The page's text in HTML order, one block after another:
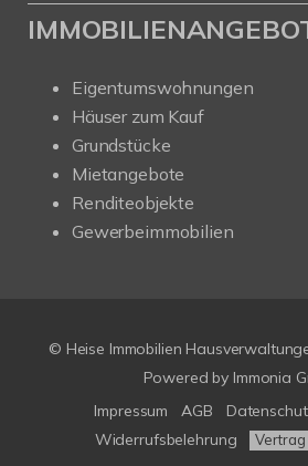
Eigentumswohnungen
Häuser zum Kauf
Grundstücke
Mietangebote
Renditeobjekte
Gewerbeimmobilien
© Heise Immobilien
Powered by Immonia
Impressum
AGB
Widerrufsbelehrung